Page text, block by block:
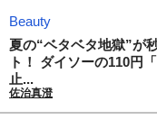
Beauty
夏の“ベタベタ地獄”が
ト！ ダイソーの110円
止...
佐治真澄